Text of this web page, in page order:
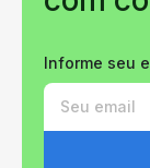
Informe seu